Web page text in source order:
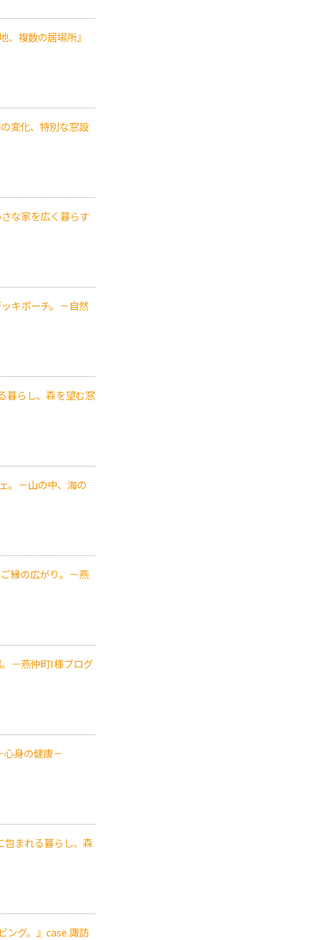
、複数の居場所』
変化、特別な窓設
な家を広く暮らす
キポーチ。－自然
暮らし、森を望む窓
。－山の中、海の
縁の広がり。－燕
－燕仲町I様ブログ
身の健康－
包まれる暮らし、森
ング。』case.諏訪